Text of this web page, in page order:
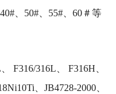
、50#、55#、60＃等
F316/316L、 F316H、
、JB4728-2000、